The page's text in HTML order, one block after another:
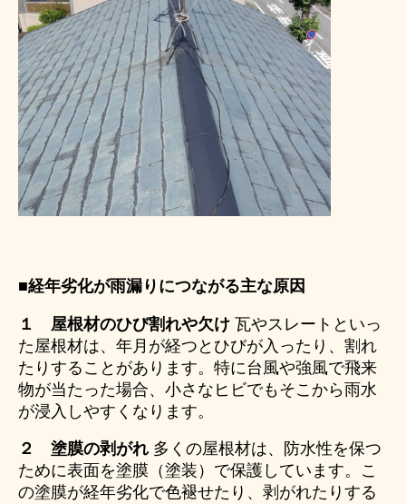
■経年劣化が雨漏りにつながる主な原因
１ 屋根材のひび割れや欠け 瓦やスレートといっ
た屋根材は、年月が経つとひびが入ったり、割れ
たりすることがあります。特に台風や強風で飛来
物が当たった場合、小さなヒビでもそこから雨水
が浸入しやすくなります。
２ 塗膜の剥がれ 多くの屋根材は、防水性を保つ
ために表面を塗膜（塗装）で保護しています。こ
の塗膜が経年劣化で色褪せたり、剥がれたりする